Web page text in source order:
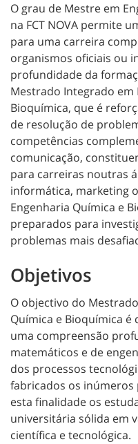
O grau de Mestre em
na FCT NOVA permite
para uma carreira
organismos oficiais ou
profundidade da
Mestrado Integrado em
Bioquímica, que é
de resolução de
competências
comunicação,
para carreiras noutras
informática, marketing
Engenharia Química e
preparados para
problemas mais
Objetivos
O objectivo do
Química e Bioquímica
uma compreensão
matemáticos e de
dos processos
fabricados os
esta finalidade os
universitária sólida em
científica e tecnológica.